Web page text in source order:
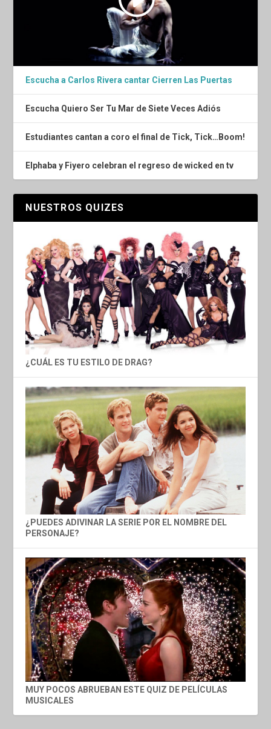
Escucha a Carlos Rivera cantar Cierren Las Puertas
Escucha Quiero Ser Tu Mar de Siete Veces Adiós
Estudiantes cantan a coro el final de Tick, Tick…Boom!
Elphaba y Fiyero celebran el regreso de wicked en tv
NUESTROS QUIZES
¿CUÁL ES TU ESTILO DE DRAG?
¿PUEDES ADIVINAR LA SERIE POR EL NOMBRE DEL
PERSONAJE?
MUY POCOS ABRUEBAN ESTE QUIZ DE PELÍCULAS
MUSICALES